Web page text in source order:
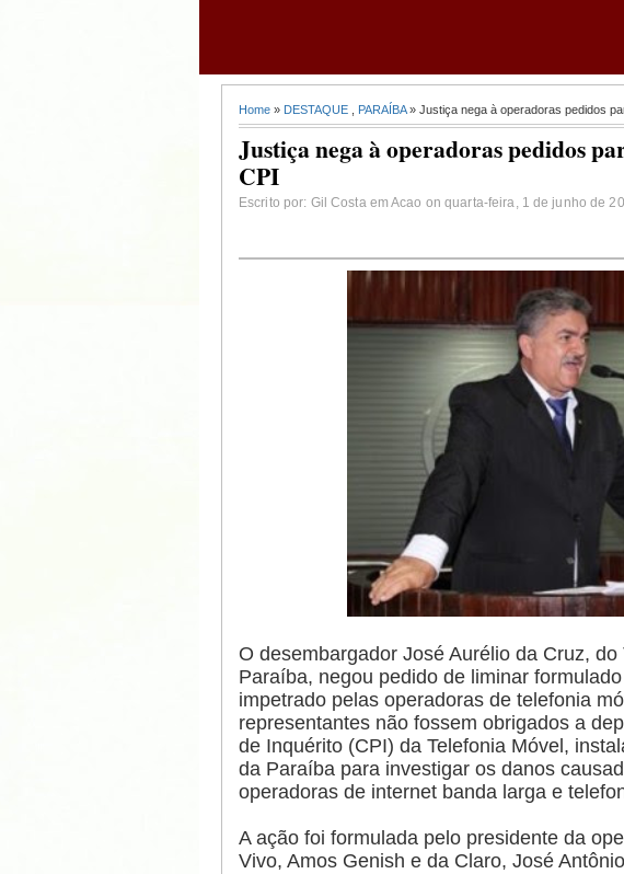
Home » DESTAQUE PARAÍBA» Justiça nega à operadoras pedidos
Justiça nega à operadoras pedidos
CPI
Escrito por: Gil Costa em Acao on quarta-feira, 1 de junho de
O desembargador José Aurélio da Cruz,
Paraíba, negou pedido de liminar
impetrado pelas operadoras de telefonia
representantes não fossem obrigados a
de Inquérito (CPI) da Telefonia Móvel,
da Paraíba para investigar os danos
operadoras de internet banda larga e
A ação foi formulada pelo presidente da
Vivo, Amos Genish e da Claro, José